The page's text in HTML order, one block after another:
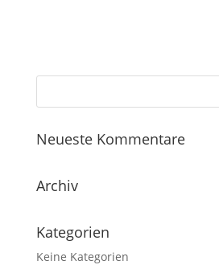
Neueste Kommentare
Archiv
Kategorien
Keine Kategorien